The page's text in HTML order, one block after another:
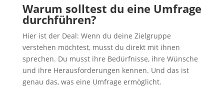
Warum solltest du eine Umfrage
durchführen?
Hier ist der Deal: Wenn du deine Zielgruppe
verstehen möchtest, musst du direkt mit ihnen
sprechen. Du musst ihre Bedürfnisse, ihre Wünsche
und ihre Herausforderungen kennen. Und das ist
genau das, was eine Umfrage ermöglicht.